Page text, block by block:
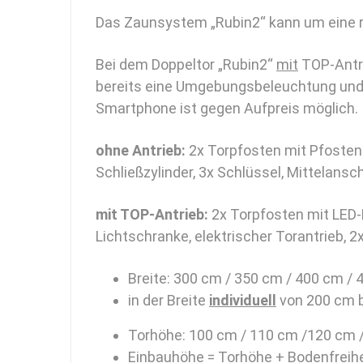
Das Zaunsystem „Rubin2“ kann um
Bei dem Doppeltor „Rubin2“ mit TOP-
bereits eine Umgebungsbeleuchtung
Smartphone ist gegen Aufpreis möglich.
ohne Antrieb: 2x Torpfosten mit
Schließzylinder, 3x Schlüssel,
mit TOP-Antrieb: 2x Torpfosten mit
Lichtschranke, elektrischer Torantrieb,
Breite: 300 cm / 350 cm / 400 cm /
in der Breite individuell von 200 cm
Torhöhe: 100 cm / 110 cm /120
Einbauhöhe = Torhöhe +